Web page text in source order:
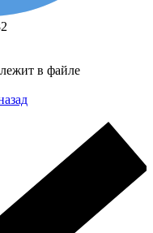
в файле